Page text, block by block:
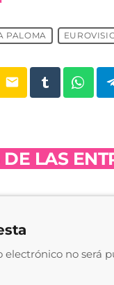
PALOMA
email
LAS
electrónico no será